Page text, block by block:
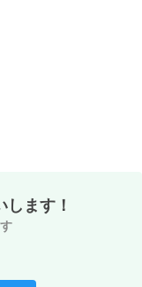
ます！